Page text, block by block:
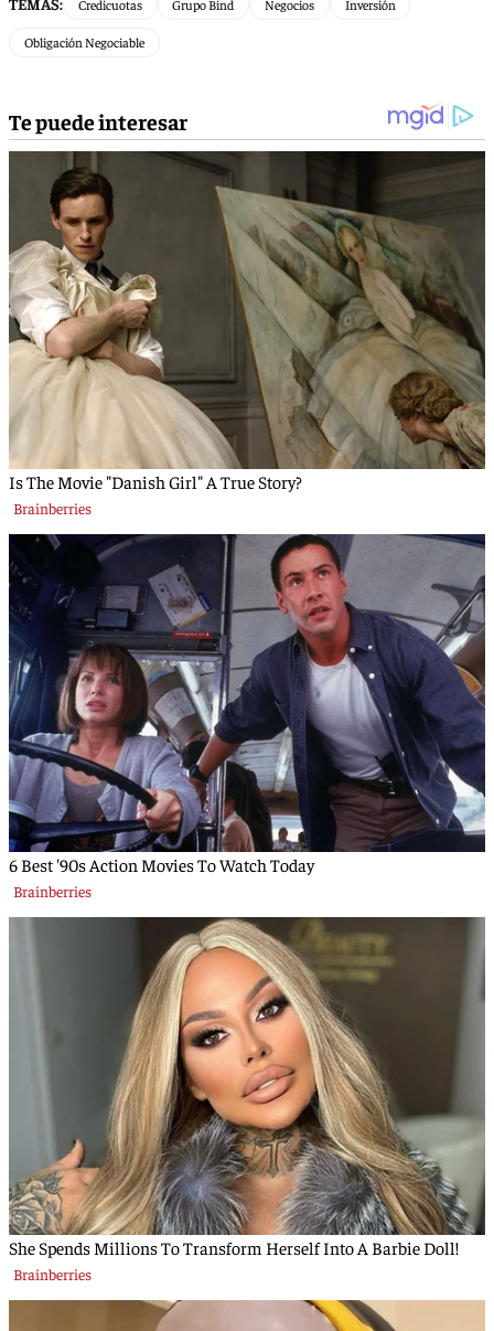
Credicuotas Grupo Bind Negocios Inversión
Obligación Negociable